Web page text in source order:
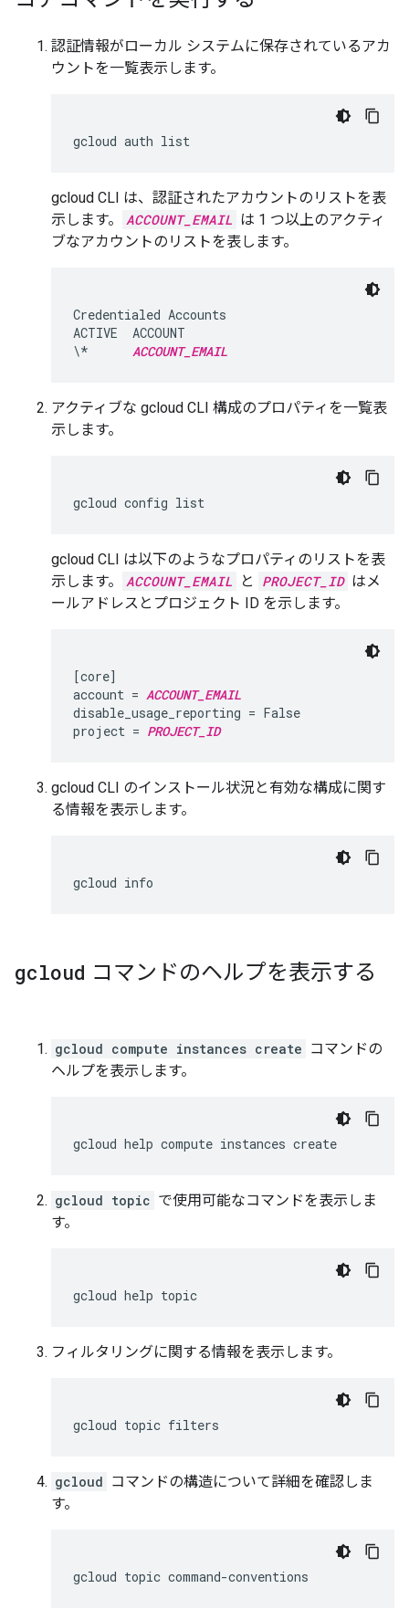
認証情報がローカル システムに保存されているアカ
ウントを一覧表示します。
gcloud CLI は、認証されたアカウントのリストを表
示します。
ACCOUNT_EMAIL は 1 つ以上のアクティ
ブなアカウントのリストを表します。
Credentialed Accounts
ACTIVE  ACCOUNT
\* ACCOUNT_EMAIL
アクティブな gcloud CLI 構成のプロパティを一覧表
示します。
gcloud CLI は以下のようなプロパティのリストを表
示します。
ACCOUNT_EMAIL と PROJECT_ID はメ
ールアドレスとプロジェクト ID を示します。
[core]
account = ACCOUNT_EMAIL
disable_usage_reporting = False
project = PROJECT_ID
gcloud CLI のインストール状況と有効な構成に関す
る情報を表示します。
gcloud コマンドのヘルプを表示する
gcloud compute instances create コマンドの
ヘルプを表示します。
gcloud topic で使用可能なコマンドを表示しま
す。
フィルタリングに関する情報を表示します。
gcloud コマンドの構造について詳細を確認しま
す。